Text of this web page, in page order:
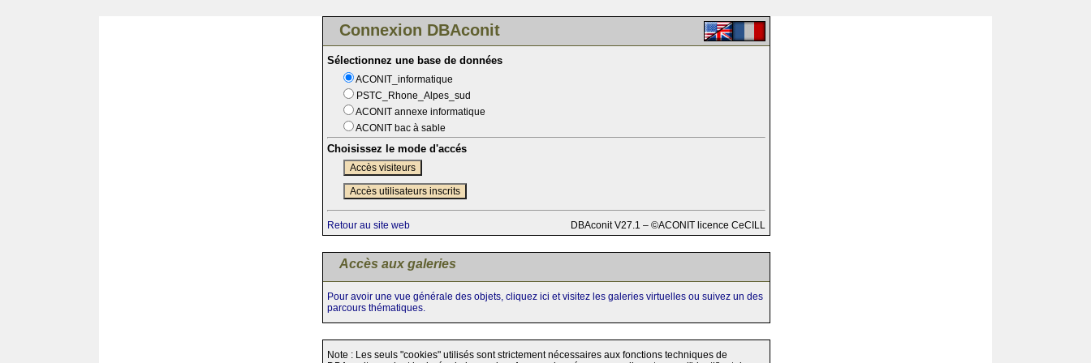
Connexion DBAconit
Sélectionnez une base de données
ACONIT_informatique
PSTC_Rhone_Alpes_sud
ACONIT annexe informatique
ACONIT bac à sable
Choisissez le mode d'accés
Accès visiteurs
Accès utilisateurs inscrits
Retour au site web DBAconit V27.1 – ©ACONIT licence CeCILL
Accès aux galeries
Pour avoir une vue générale des objets, cliquez ici et visitez les galeries virtuelles ou suivez un des
parcours thématiques.
Note : Les seuls "cookies" utilisés sont strictement nécessaires aux fonctions techniques de